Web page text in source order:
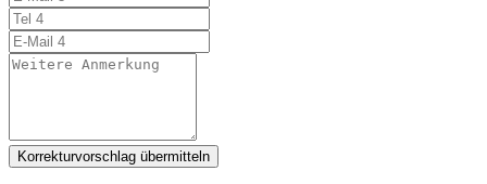
Korrekturvorschlag übermitteln